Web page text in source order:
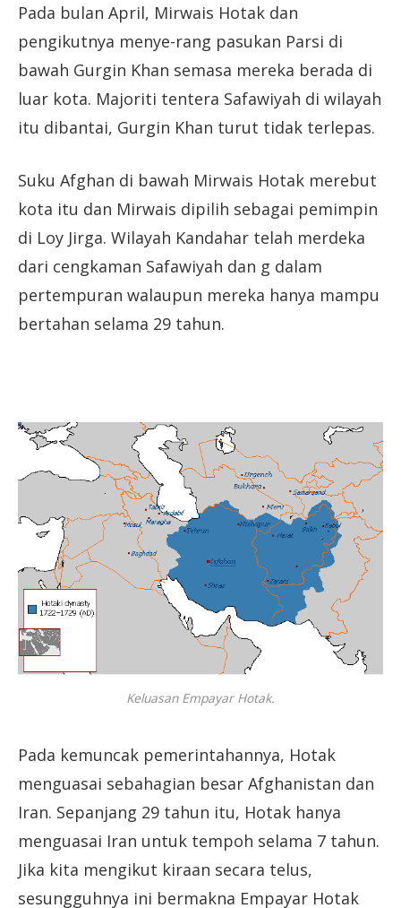
Pada bulan April, Mirwais Hotak dan
pengikutnya menye-rang pasukan Parsi di
bawah Gurgin Khan semasa mereka berada di
luar kota. Majoriti tentera Safawiyah di wilayah
itu dibantai, Gurgin Khan turut tidak terlepas.
Suku Afghan di bawah Mirwais Hotak merebut
kota itu dan Mirwais dipilih sebagai pemimpin
di Loy Jirga. Wilayah Kandahar telah merdeka
dari cengkaman Safawiyah dan g dalam
pertempuran walaupun mereka hanya mampu
bertahan selama 29 tahun.
Keluasan Empayar Hotak.
Pada kemuncak pemerintahannya, Hotak
menguasai sebahagian besar Afghanistan dan
Iran. Sepanjang 29 tahun itu, Hotak hanya
menguasai Iran untuk tempoh selama 7 tahun.
Jika kita mengikut kiraan secara telus,
sesungguhnya ini bermakna Empayar Hotak